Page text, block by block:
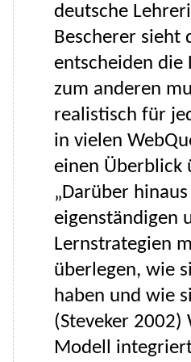
deutsche
Bescherer sieht
entscheiden die
zum anderen
realistisch für
in vielen
einen Überblick
„Darüber
eigenständigen
Lernstrategien
überlegen, wie
haben und wie
(Steveker 2002)
Modell